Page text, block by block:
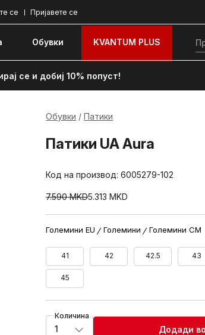
Пријавете се
се
Обувки KVANTUM PLUS
се и добиј 10% попуст!
Обувки Патики
Патики UA Aura
Код на производ:6005279-102
7.590 MKD5.313MKD
Големини EU Големини Големини CM
41 42 42.5 43
45
Количина
1 Додади